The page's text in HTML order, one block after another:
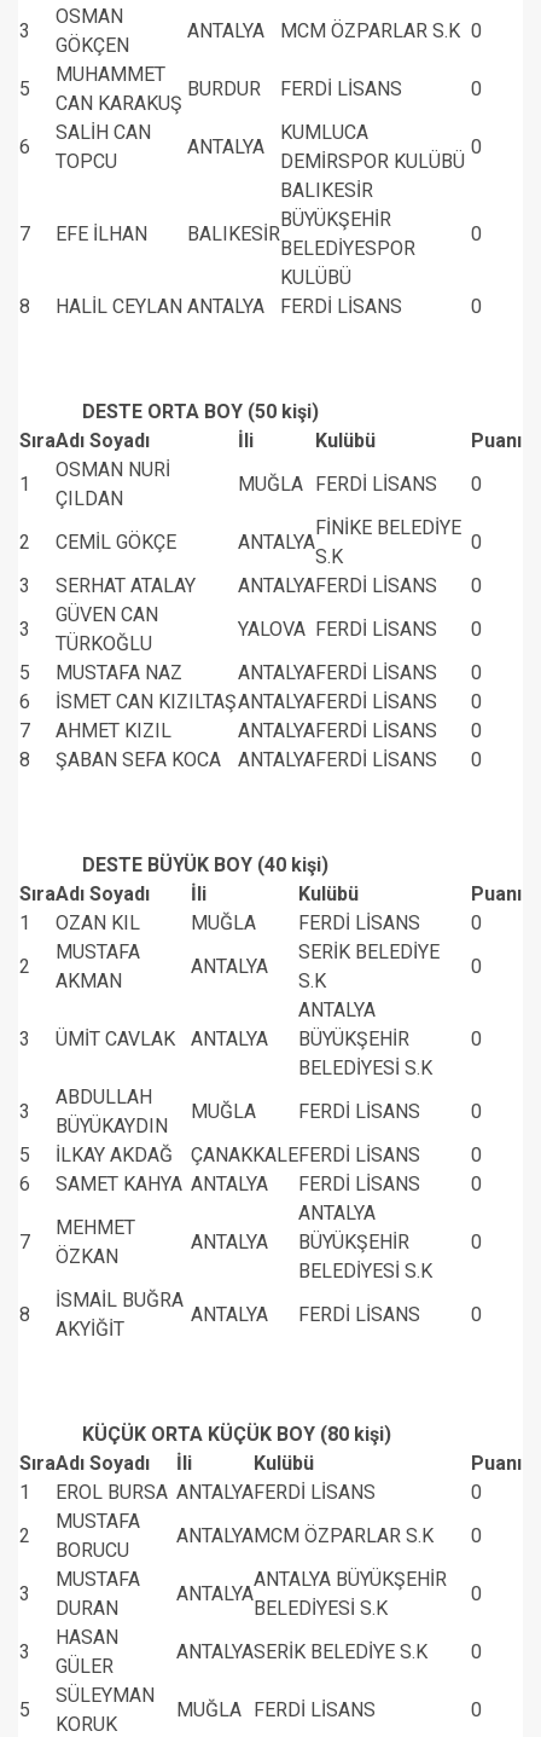
3
OSMAN
GÖKÇEN
ANTALYA MCM ÖZPARLAR S.K 0
5
MUHAMMET
CAN KARAKUŞ
BURDUR FERDİ LİSANS 0
6
SALİH CAN
TOPCU
ANTALYA
KUMLUCA
DEMİRSPOR KULÜBÜ
0
7 EFE İLHAN BALIKESİR
BALIKESİR
BÜYÜKŞEHİR
BELEDİYESPOR
KULÜBÜ
0
8 HALİL CEYLAN ANTALYA FERDİ LİSANS 0
DESTE ORTA BOY (50 kişi)
SıraAdı Soyadı İli Kulübü
Puanı
1
OSMAN NURİ
ÇILDAN
MUĞLA FERDİ LİSANS 0
2 CEMİL GÖKÇE ANTALYA
FİNİKE BELEDİYE
S.K
0
3
SERHAT ATALAY ANTALYAFERDİ LİSANS
0
3
GÜVEN CAN
TÜRKOĞLU
YALOVA FERDİ LİSANS
0
5
MUSTAFA NAZ ANTALYAFERDİ LİSANS
0
6
İSMET CAN KIZILTAŞANTALYAFERDİ LİSANS
0
7
AHMET KIZIL ANTALYAFERDİ LİSANS
0
8
ŞABAN SEFA KOCA ANTALYAFERDİ LİSANS 0
DESTE BÜYÜK BOY (40 kişi)
SıraAdı Soyadı İli Kulübü
Puanı
1
OZAN KIL MUĞLA FERDİ LİSANS
0
2
MUSTAFA
AKMAN
ANTALYA
SERİK BELEDİYE
S.K
0
3 ÜMİT CAVLAK ANTALYA
ANTALYA
BÜYÜKŞEHİR
BELEDİYESİ S.K
0
3
ABDULLAH
BÜYÜKAYDIN
MUĞLA FERDİ LİSANS
0
5
İLKAY AKDAĞ ÇANAKKALEFERDİ LİSANS
0
6
SAMET KAHYA ANTALYA FERDİ LİSANS 0
7
MEHMET
ÖZKAN
ANTALYA
ANTALYA
BÜYÜKŞEHİR
BELEDİYESİ S.K
0
8
İSMAİL BUĞRA
AKYİĞİT
ANTALYA FERDİ LİSANS 0
KÜÇÜK ORTA KÜÇÜK BOY (80 kişi)
SıraAdı Soyadı İli Kulübü
Puanı
1
EROL BURSA ANTALYAFERDİ LİSANS
0
2
MUSTAFA
BORUCU
ANTALYAMCM ÖZPARLAR S.K 0
3
MUSTAFA
DURAN
ANTALYA
ANTALYA BÜYÜKŞEHİR
BELEDİYESİ S.K
0
3
HASAN
GÜLER
ANTALYASERİK BELEDİYE S.K 0
5
SÜLEYMAN
KORUK
MUĞLA FERDİ LİSANS
0